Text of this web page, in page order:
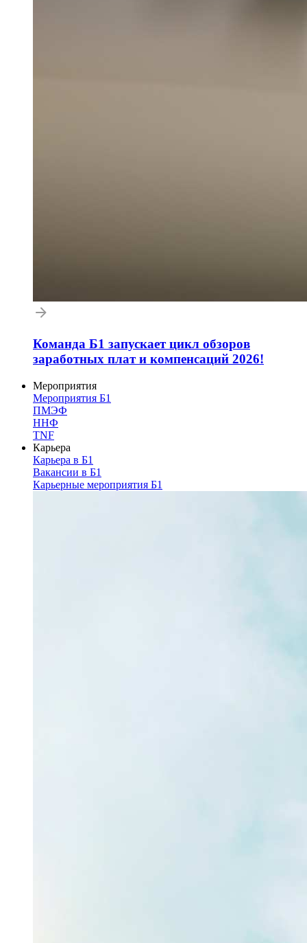
Команда Б1 запускает цикл обзоров
заработных плат и компенсаций 2026!
Мероприятия
Мероприятия Б1
ПМЭФ
ННФ
TNF
Карьера
Карьера в Б1
Вакансии в Б1
Карьерные мероприятия Б1